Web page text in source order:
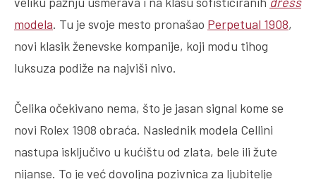
modela. Tu je svoje mesto pronašao Perpetual 1908,
novi klasik ženevske kompanije, koji modu tihog
luksuza podiže na najviši nivo.
Čelika očekivano nema, što je jasan signal kome se
novi Rolex 1908 obraća. Naslednik modela Cellini
nastupa isključivo u kućištu od zlata, bele ili žute
nijanse. To je već dovoljna pozivnica za ljubitelje